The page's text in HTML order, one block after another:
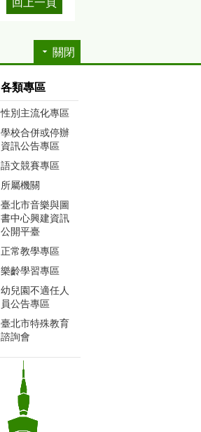
關閉
各類專區
性別主流化專區
學校合併或停辦
資訊公告專區
語文競賽專區
所屬機關
臺北市音樂與圖
書中心興建資訊
公開平臺
正常教學專區
樂齡學習專區
幼兒園不適任人
員公告專區
臺北市特殊教育
諮詢會